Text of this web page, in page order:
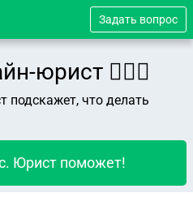
Задать вопрос
юрист 👨🏻‍⚖️
что делать
Юрист поможет!